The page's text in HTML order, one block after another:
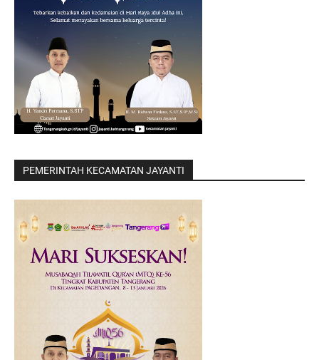
PEMERINTAH KECAMATAN JAYANTI